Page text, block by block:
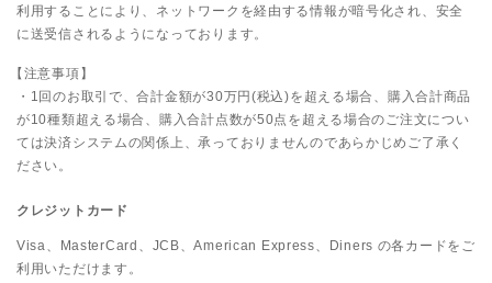
利用することにより、ネットワークを経由する情報が暗号化され、安全
に送受信されるようになっております。
【注意事項】
・1回のお取引で、合計金額が30万円(税込)を超える場合、購入合計商品
が10種類超える場合、購入合計点数が50点を超える場合のご注文につい
ては決済システムの関係上、承っておりませんのであらかじめご了承く
ださい。
クレジットカード
Visa、MasterCard、JCB、American Express、Diners の各カードをご
利用いただけます。